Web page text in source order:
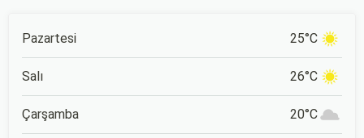
Pazartesi 25°C
Salı 26°C
Çarşamba 20°C